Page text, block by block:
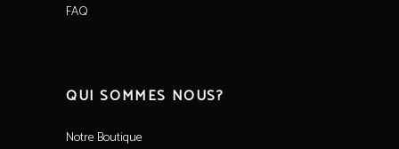
FAQ
QUI SOMMES NOUS?
Notre Boutique